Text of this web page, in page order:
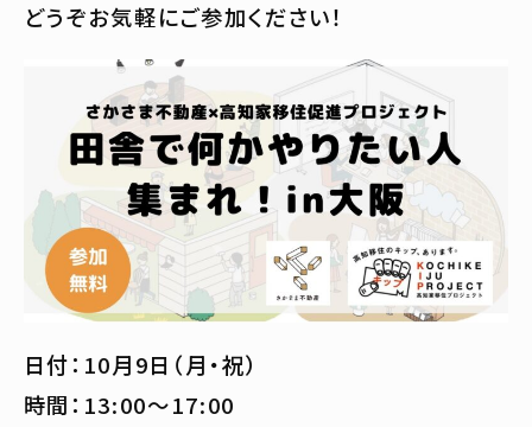
どうぞお気軽にご参加ください！
日付：10月9日（月・祝）
時間：13:00～17:00